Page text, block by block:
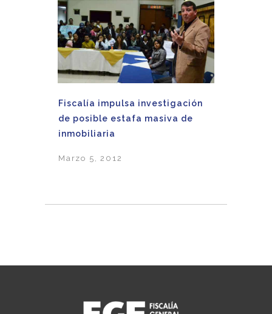
Fiscalía impulsa investigación
de posible estafa masiva de
inmobiliaria
Marzo 5, 2012